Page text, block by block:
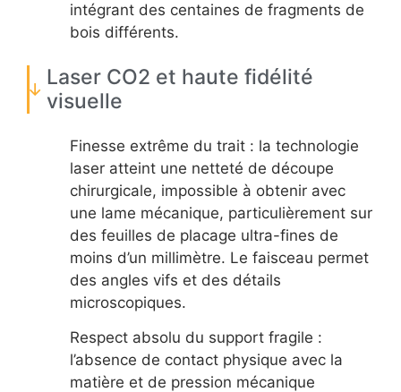
intégrant des centaines de fragments de
bois différents.
Laser CO2 et haute fidélité
visuelle
Finesse extrême du trait : la technologie
laser atteint une netteté de découpe
chirurgicale, impossible à obtenir avec
une lame mécanique, particulièrement sur
des feuilles de placage ultra-fines de
moins d’un millimètre. Le faisceau permet
des angles vifs et des détails
microscopiques.
Respect absolu du support fragile :
l’absence de contact physique avec la
matière et de pression mécanique